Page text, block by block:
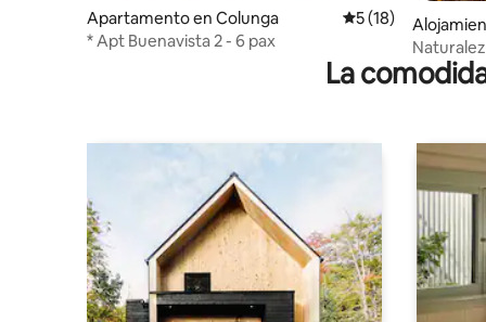
Apartamento en Colunga Calificación
5 (18)
* Apt Buenavista 2 - 6 pax
casina
La